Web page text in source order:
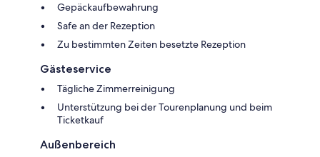
Gepäckaufbewahrung
Safe an der Rezeption
Zu bestimmten Zeiten besetzte Rezeption
Gästeservice
Tägliche Zimmerreinigung
Unterstützung bei der Tourenplanung und beim
Ticketkauf
Außenbereich